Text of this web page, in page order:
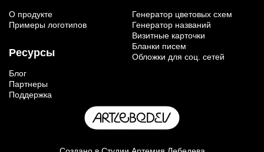
О продукте
Примеры логотипов
Ресурсы
Блог
Партнеры
Поддержка
Генератор цветовых схем
Генератор названий
Визитные карточки
Бланки писем
Обложки для соц. сетей